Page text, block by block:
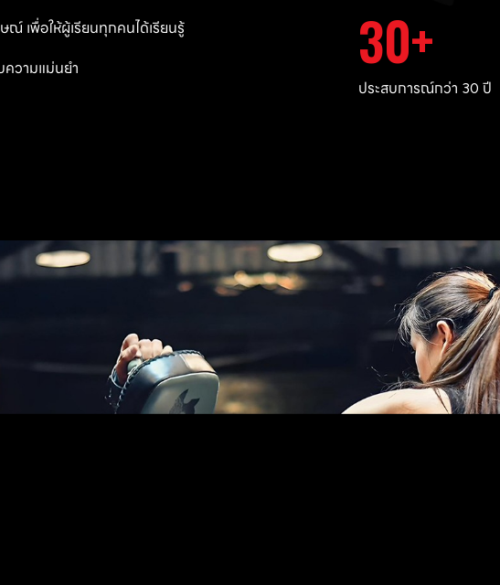
เพื่อให้ผู้เรียนทุกคนได้เรียนรู้
วามแม่นยำ
30
ประสบการณ์กว่า 30 ปี